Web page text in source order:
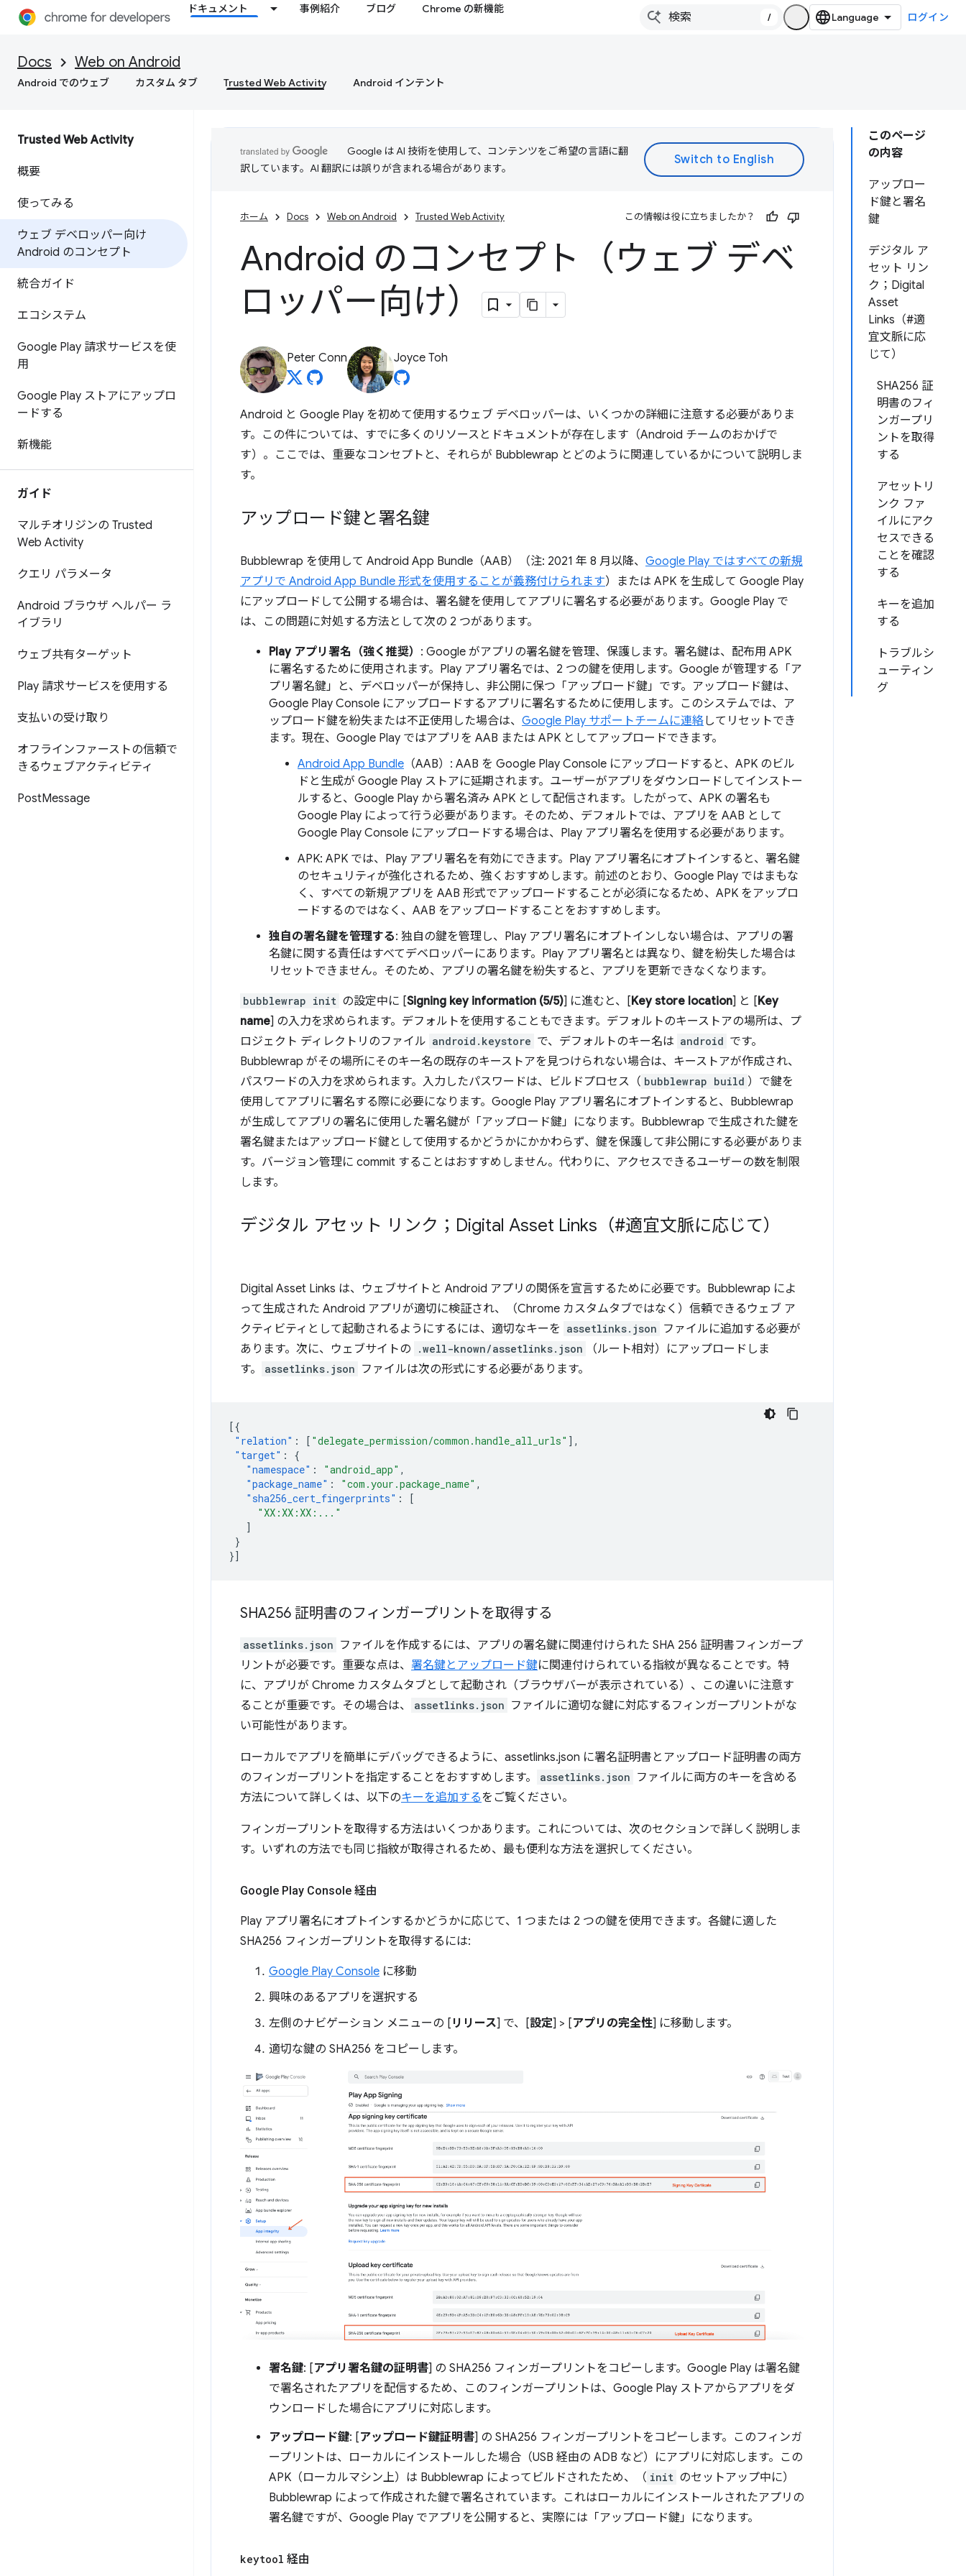
ドキュメント 事例紹介 ブログ Chrome の新機能
/ ログイン
Docs Web on Android
Android でのウェブ カスタム タブ Trusted Web Activity Android インテント
Trusted Web Activity
概要
使ってみる
ウェブ デベロッパー向け
Android のコンセプト
統合ガイド
エコシステム
Google Play 請求サービスを使
用
Google Play ストアにアップロ
ードする
新機能
ガイド
マルチオリジンの Trusted
Web Activity
クエリ パラメータ
Android ブラウザ ヘルパー ラ
イブラリ
ウェブ共有ターゲット
Play 請求サービスを使用する
支払いの受け取り
オフラインファーストの信頼で
きるウェブアクティビティ
PostMessage
このページ
の内容
アップロー
ド鍵と署名
鍵
デジタル ア
セット リン
ク；Digital
Asset
Links（#適
宜文脈に応
じて）
SHA256 証
明書のフィ
ンガープリ
ントを取得
する
アセットリ
ンク ファ
イルにアク
セスできる
ことを確認
する
キーを追加
する
トラブルシ
ューティン
グ
Google は AI 技術を使用して、コンテンツをご希望の言語に翻
訳しています。AI 翻訳には誤りが含まれる場合があります。
ホーム Docs Web on Android Trusted Web Activity この情報は役に立ちましたか？
Android のコンセプト（ウェブ デベ
ロッパー向け）
Peter Conn Joyce Toh
Android と Google Play を初めて使用するウェブ デベロッパーは、いくつかの詳細に注意する必要がありま
す。この件については、すでに多くのリソースとドキュメントが存在します（Android チームのおかげで
す）。ここでは、重要なコンセプトと、それらが Bubblewrap とどのように関連しているかについて説明しま
す。
アップロード鍵と署名鍵
Bubblewrap を使用して Android App Bundle（AAB）（注: 2021 年 8 月以降、 Google Play ではすべての新規
アプリで Android App Bundle 形式を使用することが義務付けられます）または APK を生成して Google Play
にアップロードして公開する場合は、署名鍵を使用してアプリに署名する必要があります。Google Play で
は、この問題に対処する方法として次の 2 つがあります。
Play アプリ署名（強く推奨） : Google がアプリの署名鍵を管理、保護します。署名鍵は、配布用 APK
に署名するために使用されます。Play アプリ署名では、2 つの鍵を使用します。Google が管理する「ア
プリ署名鍵」と、デベロッパーが保持し、非公開に保つ「アップロード鍵」です。アップロード鍵は、
Google Play Console にアップロードするアプリに署名するために使用します。このシステムでは、ア
ップロード鍵を紛失または不正使用した場合は、 Google Play サポートチームに連絡してリセットでき
ます。現在、Google Play ではアプリを AAB または APK としてアップロードできます。
Android App Bundle （AAB）: AAB を Google Play Console にアップロードすると、APK のビル
ドと生成が Google Play ストアに延期されます。ユーザーがアプリをダウンロードしてインストー
ルすると、Google Play から署名済み APK として配信されます。したがって、APK の署名も
Google Play によって行う必要があります。そのため、デフォルトでは、アプリを AAB として
Google Play Console にアップロードする場合は、Play アプリ署名を使用する必要があります。
APK: APK では、Play アプリ署名を有効にできます。Play アプリ署名にオプトインすると、署名鍵
のセキュリティが強化されるため、強くおすすめします。前述のとおり、Google Play ではまもな
く、すべての新規アプリを AAB 形式でアップロードすることが必須になるため、APK をアップロ
ードするのではなく、AAB をアップロードすることをおすすめします。
独自の署名鍵を管理する: 独自の鍵を管理し、Play アプリ署名にオプトインしない場合は、アプリの署
名鍵に関する責任はすべてデベロッパーにあります。Play アプリ署名とは異なり、鍵を紛失した場合は
リセットできません。そのため、アプリの署名鍵を紛失すると、アプリを更新できなくなります。
bubblewrap init の設定中に [Signing key information (5/5)] に進むと、[Key store location] と [Key
name] の入力を求められます。デフォルトを使用することもできます。デフォルトのキーストアの場所は、プ
ロジェクト ディレクトリのファイル android.keystore で、デフォルトのキー名は android です。
Bubblewrap がその場所にそのキー名の既存のキーストアを見つけられない場合は、キーストアが作成され、
パスワードの入力を求められます。入力したパスワードは、ビルドプロセス（ bubblewrap build ）で鍵を
使用してアプリに署名する際に必要になります。Google Play アプリ署名にオプトインすると、Bubblewrap
が生成してアプリの署名に使用した署名鍵が「アップロード鍵」になります。Bubblewrap で生成された鍵を
署名鍵またはアップロード鍵として使用するかどうかにかかわらず、鍵を保護して非公開にする必要がありま
す。バージョン管理に commit することはおすすめしません。代わりに、アクセスできるユーザーの数を制限
します。
デジタル アセット リンク；Digital Asset Links（#適宜文脈に応じて）
Digital Asset Links は、ウェブサイトと Android アプリの関係を宣言するために必要です。Bubblewrap によ
って生成された Android アプリが適切に検証され、（Chrome カスタムタブではなく）信頼できるウェブ ア
クティビティとして起動されるようにするには、適切なキーを assetlinks.json ファイルに追加する必要が
あります。次に、ウェブサイトの
.well-known/assetlinks.json
（ルート相対）にアップロードしま
す。
assetlinks.json ファイルは次の形式にする必要があります。
[{
"relation" : [ "delegate_permission/common.handle_all_urls" ],
"target" :
{
"namespace" : "android_app" ,
"package_name" : "com.your.package_name" ,
"sha256_cert_fingerprints" :
[
"XX:XX:XX:..."
]
}
}]
SHA256 証明書のフィンガープリントを取得する
assetlinks.json ファイルを作成するには、アプリの署名鍵に関連付けられた SHA 256 証明書フィンガープ
リントが必要です。重要な点は、 署名鍵とアップロード鍵に関連付けられている指紋が異なることです。特
に、アプリが Chrome カスタムタブとして起動され（ブラウザバーが表示されている）、この違いに注意す
ることが重要です。その場合は、
assetlinks.json ファイルに適切な鍵に対応するフィンガープリントがな
い可能性があります。
ローカルでアプリを簡単にデバッグできるように、assetlinks.json に署名証明書とアップロード証明書の両方
のフィンガープリントを指定することをおすすめします。
assetlinks.json ファイルに両方のキーを含める
方法について詳しくは、以下のキーを追加するをご覧ください。
フィンガープリントを取得する方法はいくつかあります。これについては、次のセクションで詳しく説明しま
す。いずれの方法でも同じ指紋が取得されるため、最も便利な方法を選択してください。
Google Play Console 経由
Play アプリ署名にオプトインするかどうかに応じて、1 つまたは 2 つの鍵を使用できます。各鍵に適した
SHA256 フィンガープリントを取得するには:
Google Play Console に移動
興味のあるアプリを選択する
左側のナビゲーション メニューの [ リリース] で、[設定] > [アプリの完全性] に移動します。
適切な鍵の SHA256 をコピーします。
署名鍵: [アプリ署名鍵の証明書] の SHA256 フィンガープリントをコピーします。Google Play は署名鍵
で署名されたアプリを配信するため、このフィンガープリントは、Google Play ストアからアプリをダ
ウンロードした場合にアプリに対応します。
アップロード鍵: [アップロード鍵証明書] の SHA256 フィンガープリントをコピーします。このフィンガ
ープリントは、ローカルにインストールした場合（USB 経由の ADB など）にアプリに対応します。この
APK（ローカルマシン上）は Bubblewrap によってビルドされたため、（ init のセットアップ中に）
Bubblewrap によって作成された鍵で署名されています。これはローカルにインストールされたアプリの
署名鍵ですが、Google Play でアプリを公開すると、実際には「アップロード鍵」になります。
keytool 経由